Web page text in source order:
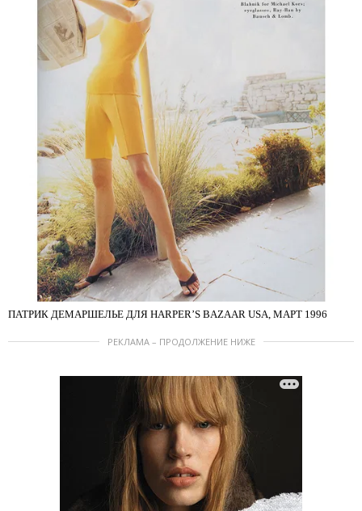
ПАТРИК ДЕМАРШЕЛЬЕ ДЛЯ HARPER’S BAZAAR USA, МАРТ 1996
РЕКЛАМА – ПРОДОЛЖЕНИЕ НИЖЕ